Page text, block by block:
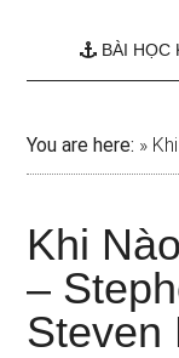
BÀI HỌC
You are here: »
Khi
–
Steven